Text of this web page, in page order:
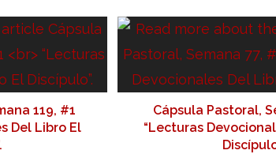
119, #1
Del Libro El
Cápsula Pastoral,
“Lecturas